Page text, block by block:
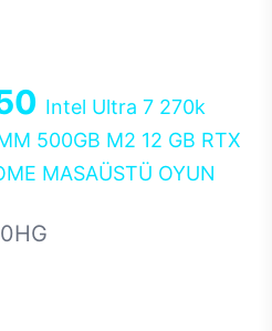
Intel Ultra 7 270k
500GB M2 12 GB RTX
MASAÜSTÜ OYUN